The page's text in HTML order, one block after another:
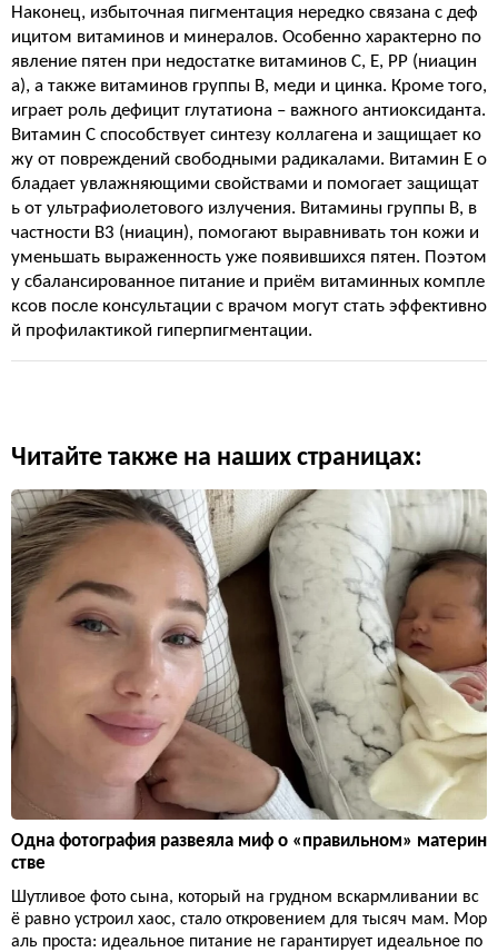
Наконец, избыточная пигментация нередко связана с деф
ицитом витаминов и минералов. Особенно характерно по
явление пятен при недостатке витаминов С, Е, РР (ниацин
а), а также витаминов группы В, меди и цинка. Кроме того,
играет роль дефицит глутатиона – важного антиоксиданта.
Витамин C способствует синтезу коллагена и защищает ко
жу от повреждений свободными радикалами. Витамин E о
бладает увлажняющими свойствами и помогает защищат
ь от ультрафиолетового излучения. Витамины группы B, в
частности B3 (ниацин), помогают выравнивать тон кожи и
уменьшать выраженность уже появившихся пятен. Поэтом
у сбалансированное питание и приём витаминных компле
ксов после консультации с врачом могут стать эффективно
й профилактикой гиперпигментации.
Читайте также на наших страницах:
Одна фотография развеяла миф о «правильном» материн
стве
Шутливое фото сына, который на грудном вскармливании вс
ё равно устроил хаос, стало откровением для тысяч мам. Мор
аль проста: идеальное питание не гарантирует идеальное по